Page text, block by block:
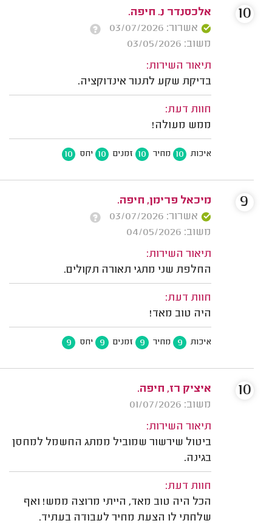
אלכסנדר נ. חיפה.
אשרור: 03/07/2026
משוב: 03/05/2026
תיאור השירות:
בדיקת שקע לתנור אינדוקציה.
חוות דעת:
ממש מעולה!
איכות 10 מחיר 10 זמנים 10 יחס 10
10
מיכאל פרימן, חיפה.
אשרור: 03/07/2026
משוב: 04/05/2026
תיאור השירות:
החלפת שני מתגי תאורה תקולים.
חוות דעת:
היה טוב מאד!
איכות 9 מחיר 9 זמנים 9 יחס 9
9
איציק רז, חיפה.
משוב: 01/07/2026
תיאור השירות:
ביטול שירשור שמוביל ממתג החשמל למחסן
בגינה.
חוות דעת:
הכל היה טוב מאד, הייתי מרוצה ממש! ואף
שלחתי לו הצעת מחיר לעבודה בעתיד.
10